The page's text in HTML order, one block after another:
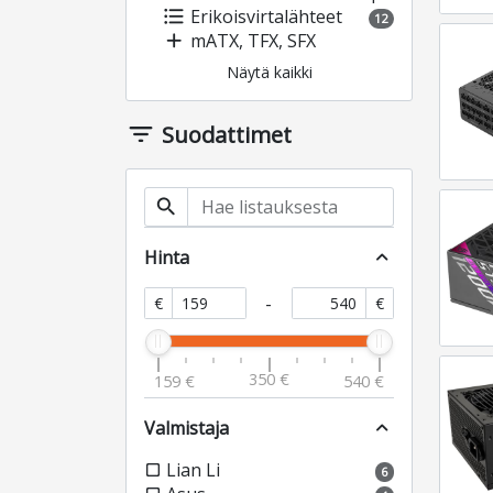
format_list_bulleted Erikoisvirtalähteet 12
add mATX, TFX, SFX
Näytä kaikki
filter_list Suodattimet
search
Hinta expand_less
€ - €
159 € 350 € 540 €
Valmistaja expand_less
check_box_outline_blank Lian Li 6